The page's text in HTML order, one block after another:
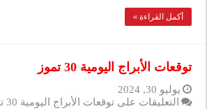
أكمل القراءة »
توقعات الأبراج اليومية 30 تموز
يوليو 30, 2024
التعليقات على توقعات الأبراج اليومية 30 تموز مغلقة